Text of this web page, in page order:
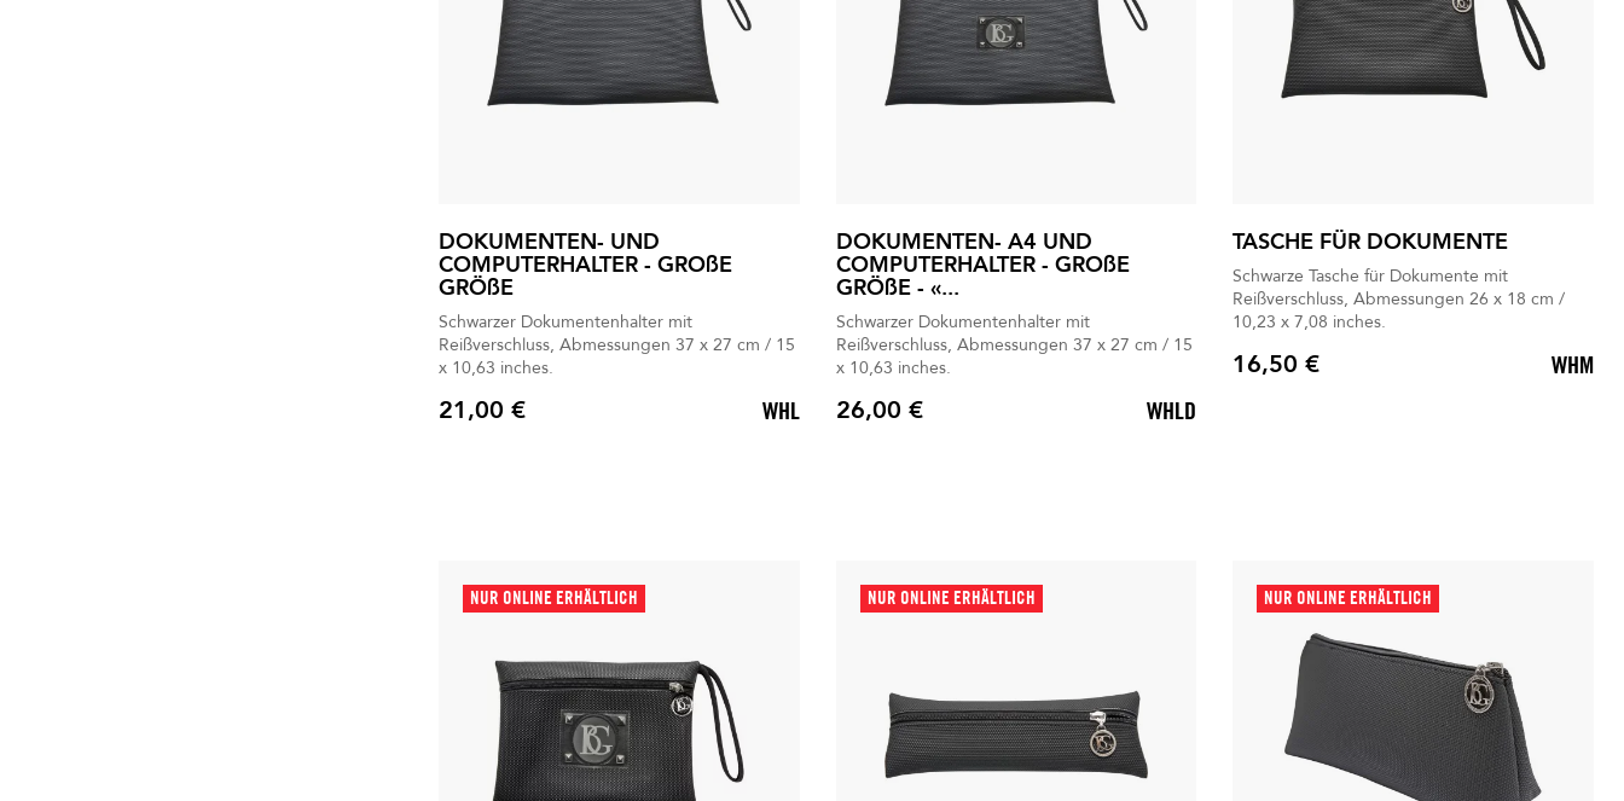
DOKUMENTEN- UND
COMPUTERHALTER - GROßE
GRÖßE
Schwarzer Dokumentenhalter mit
Reißverschluss, Abmessungen 37 x 27 cm / 15
x 10,63 inches.
Preis
21,00 € WHL
DOKUMENTEN- A4 UND
COMPUTERHALTER - GROßE
GRÖßE - «...
Schwarzer Dokumentenhalter mit
Reißverschluss, Abmessungen 37 x 27 cm / 15
x 10,63 inches.
Preis
26,00 € WHLD
TASCHE FÜR DOKUMENTE
Schwarze Tasche für Dokumente mit
Reißverschluss, Abmessungen 26 x 18 cm /
10,23 x 7,08 inches.
Preis
16,50 € WHM
NUR ONLINE ERHÄLTLICH NUR ONLINE ERHÄLTLICH NUR ONLINE ERHÄLTLICH